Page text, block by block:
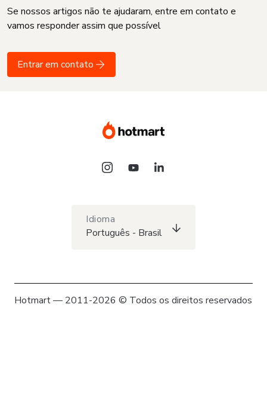
Se nossos artigos não te ajudaram, entre em contato e
vamos responder assim que possível
Entrar em contato
Idioma
Português - Brasil
Hotmart — 2011-2026 © Todos os direitos reservados